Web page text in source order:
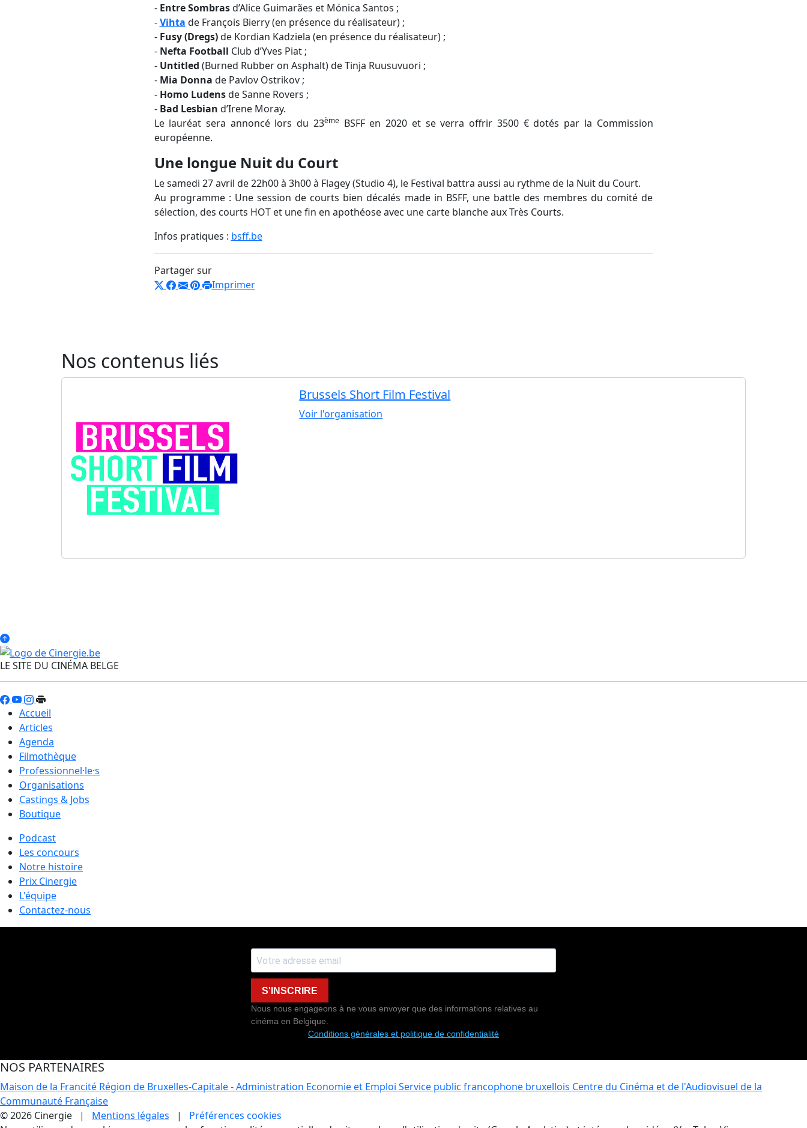
-Entre Sombrasd’Alice Guimarães et Mónica Santos ;
-Vihta de François Bierry (en présence du réalisateur) ;
- Fusy (Dregs)de Kordian Kadziela (en présence du réalisateur) ;
- Nefta Football Club d’Yves Piat ;
- Untitled (Burned Rubber on Asphalt) de Tinja Ruusuvuori ;
- Mia Donna de Pavlov Ostrikov ;
- Homo Ludensde Sanne Rovers ;
- Bad Lesbian d’Irene Moray.
Le lauréat sera annoncé lors du 23èmeBSFF en 2020 et se verra offrir 3500 € dotés par la Commission
européenne.
Une longue Nuit du Court
Le samedi 27 avril de 22h00 à 3h00 à Flagey (Studio 4), le Festival battra aussi au rythme de la Nuit du Court.
Au programme : Une session de courts bien décalés made in BSFF, une battle des membres du comité de
sélection, des courts HOT et une fin en apothéose avec une carte blanche aux Très Courts.
Infos pratiques : bsff.be
Partager sur
Imprimer
Nos contenus liés
Brussels Short Film Festival
Voir l'organisation
LE SITE DU CINÉMA BELGE
Accueil
Articles
Agenda
Filmothèque
Professionnel·le·s
Organisations
Castings & Jobs
Boutique
Podcast
Les concours
Notre histoire
Prix Cinergie
L'équipe
Contactez-nous
S'INSCRIRE
Nous nous engageons à ne vous envoyer que des informations relatives au
cinéma en Belgique.
Conditions générales et politique de confidentialité
NOS PARTENAIRES
Maison de la Francité Région de Bruxelles-Capitale - Administration Economie et Emploi Service public francophone bruxellois Centre du Cinéma et de l'Audiovisuel de la
Communauté Française
© 2026 Cinergie | Mentions légales | Préférences cookies